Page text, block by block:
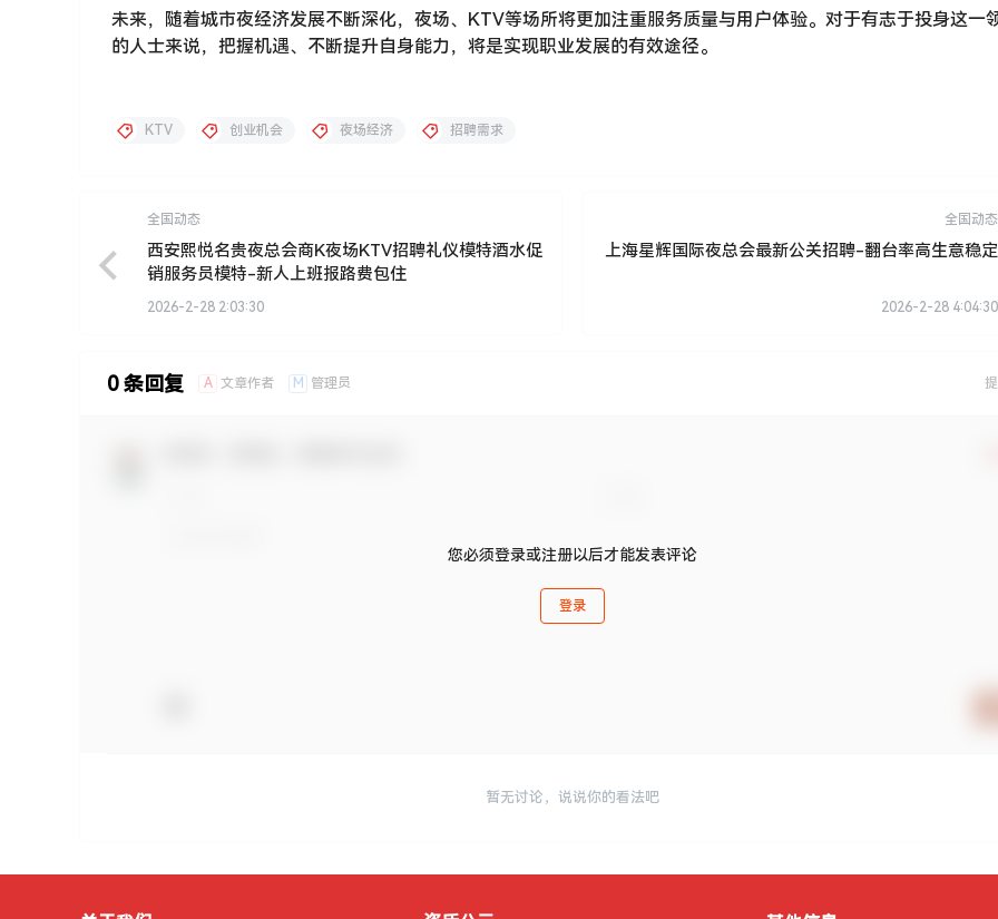
未来，随着城市夜经济发展不断深化，夜场、KTV等场所将更加注重服务质量与用户体验。对于有志于投身这一
的人士来说，把握机遇、不断提升自身能力，将是实现职业发展的有效途径。
KTV 创业机会 夜场经济 招聘需求
全国动态
西安熙悦名贵夜总会商K夜场KTV招聘礼仪模特酒水促
销服务员模特-新人上班报路费包住
2026-2-28 2:03:30
全国动态
上海星辉国际夜总会最新公关招聘-翻台率高生意稳定
2026-2-28 4:04:30
0 条回复 A 文章作者 M 管理员
您必须登录或注册以后才能发表评论
登录
暂无讨论，说说你的看法吧